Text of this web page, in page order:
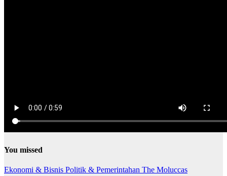
You missed
Ekonomi & Bisnis Politik & Pemerintahan The Moluccas